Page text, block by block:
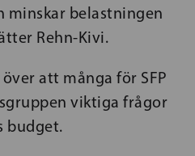
minskar belastningen
Rehn-Kivi.
att många för SFP
viktiga frågor
budget.